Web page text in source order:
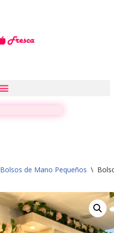
Bolsos de Mano Pequeños \